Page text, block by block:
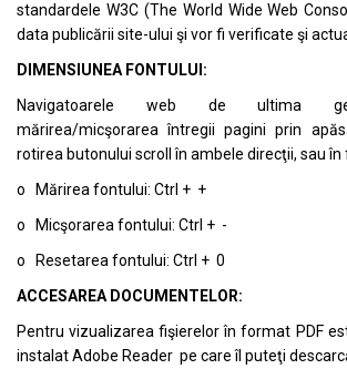
standardele W3C (The World Wide Web
data publicării site-ului şi vor fi verificate şi
DIMENSIUNEA FONTULUI:
Navigatoarele web de ultima
mărirea/micşorarea întregii pagini prin
rotirea butonului scroll în ambele direcţii, sau
o Mărirea fontului: Ctrl + +
o Micşorarea fontului: Ctrl + -
o Resetarea fontului: Ctrl + 0
ACCESAREA DOCUMENTELOR:
Pentru vizualizarea fişierelor în format PDF
instalat Adobe Reader pe care îl puteţi